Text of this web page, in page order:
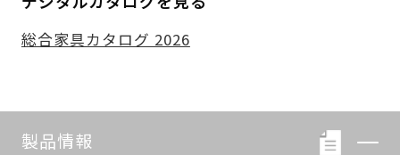
総合家具カタログ 2026
製品情報